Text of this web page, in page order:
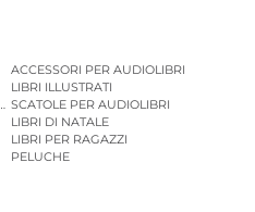
ACCESSORI PER AUDIOLIBRI
LIBRI ILLUSTRATI
SCATOLE PER AUDIOLIBRI
LIBRI DI NATALE
LIBRI PER RAGAZZI
PELUCHE